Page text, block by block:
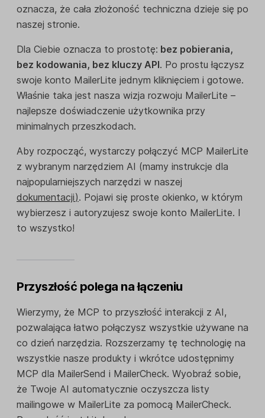
oznacza, że cała złożoność techniczna dzieje się po
naszej stronie.
Dla Ciebie oznacza to prostotę: bez pobierania,
bez kodowania, bez kluczy API. Po prostu łączysz
swoje konto MailerLite jednym kliknięciem i gotowe.
Właśnie taka jest nasza wizja rozwoju MailerLite –
najlepsze doświadczenie użytkownika przy
minimalnych przeszkodach.
Aby rozpocząć, wystarczy połączyć MCP MailerLite
z wybranym narzędziem AI (mamy instrukcje dla
najpopularniejszych narzędzi w naszej
dokumentacji). Pojawi się proste okienko, w którym
wybierzesz i autoryzujesz swoje konto MailerLite. I
to wszystko!
Przyszłość polega na łączeniu
Wierzymy, że MCP to przyszłość interakcji z AI,
pozwalająca łatwo połączysz wszystkie używane na
co dzień narzędzia. Rozszerzamy tę technologię na
wszystkie nasze produkty i wkrótce udostępnimy
MCP dla MailerSend i MailerCheck. Wyobraź sobie,
że Twoje AI automatycznie oczyszcza listy
mailingowe w MailerLite za pomocą MailerCheck.